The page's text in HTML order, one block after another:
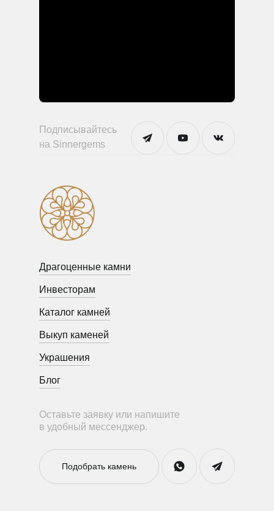
Подписывайтесь
на Sinnergems
Оставьте заявку или напишите
в удобный мессенджер.
Драгоценные камни
Украшения
Блог
Подобрать камень
Инвесторам
Каталог камней
Выкуп каменей